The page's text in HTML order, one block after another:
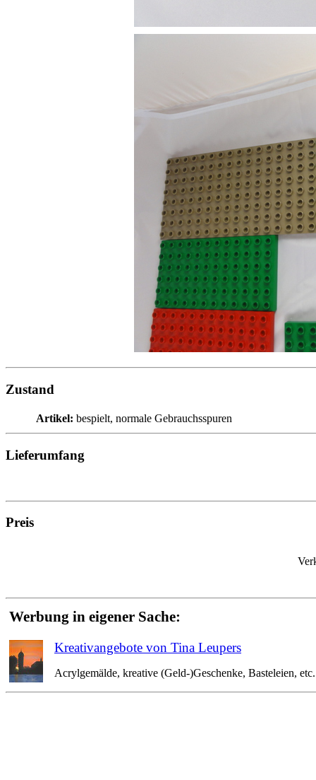
Zustand
Artikel: bespielt, normale Gebrauchsspuren
Lieferumfang
Preis
Werbung in eigener Sache:
Kreativangebote von Tina Leupers
Acrylgemälde, kreative (Geld-)Geschenke, Basteleien,